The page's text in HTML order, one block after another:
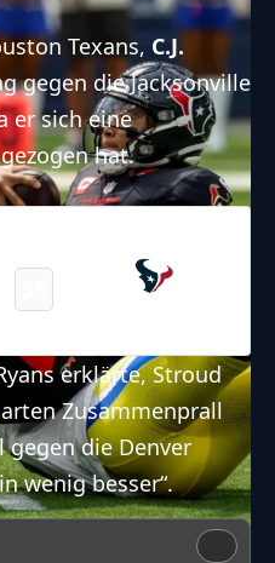
Texans, C.J.
gegen die Jacksonville
er sich eine
hat.
erklärte, Stroud
Zusammenprall
die Denver
wenig besser“.